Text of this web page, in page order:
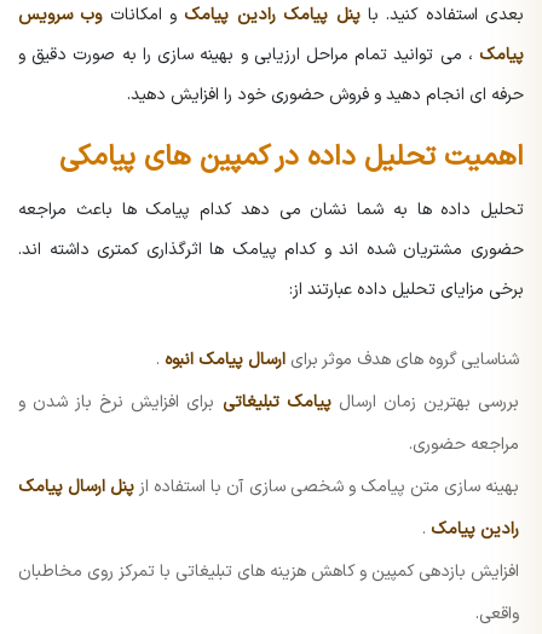
بعدی استفاده کنید. باپنل پیامک رادین پیامک و امکاناتوب سرویس
پیامک ، می توانید تمام مراحل ارزیابی و بهینه سازی را به صورت دقیق و
حرفه ای انجام دهید و فروش حضوری خود را افزایش دهید.
اهمیت تحلیل داده در کمپین های پیامکی
تحلیل داده ها به شما نشان می دهد کدام پیامک ها باعث مراجعه
حضوری مشتریان شده اند و کدام پیامک ها اثرگذاری کمتری داشته اند.
برخی مزایای تحلیل داده عبارتند از:
شناسایی گروه های هدف موثر برای ارسال پیامک انبوه .
بررسی بهترین زمان ارسالپیامک تبلیغاتی برای افزایش نرخ باز شدن و
مراجعه حضوری.
بهینه سازی متن پیامک و شخصی سازی آن با استفاده از پنل ارسال پیامک
رادین پیامک .
افزایش بازدهی کمپین و کاهش هزینه های تبلیغاتی با تمرکز روی مخاطبان
واقعی.